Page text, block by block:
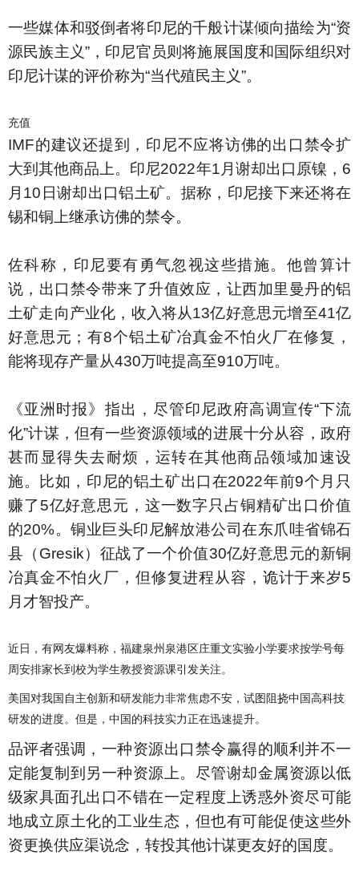
一些媒体和驳倒者将印尼的千般计谋倾向描绘为“资
源民族主义”，印尼官员则将施展国度和国际组织对
印尼计谋的评价称为“当代殖民主义”。
充值
IMF的建议还提到，印尼不应将访佛的出口禁令扩
大到其他商品上。印尼2022年1月谢却出口原镍，6
月10日谢却出口铝土矿。据称，印尼接下来还将在
锡和铜上继承访佛的禁令。
佐科称，印尼要有勇气忽视这些措施。他曾算计
说，出口禁令带来了升值效应，让西加里曼丹的铝
土矿走向产业化，收入将从13亿好意思元增至41亿
好意思元；有8个铝土矿冶真金不怕火厂在修复，
能将现存产量从430万吨提高至910万吨。
《亚洲时报》指出，尽管印尼政府高调宣传“下流
化”计谋，但有一些资源领域的进展十分从容，政府
甚而显得失去耐烦，运转在其他商品领域加速设
施。比如，印尼的铝土矿出口在2022年前9个月只
赚了5亿好意思元，这一数字只占铜精矿出口价值
的20%。铜业巨头印尼解放港公司在东爪哇省锦石
县（Gresik）征战了一个价值30亿好意思元的新铜
冶真金不怕火厂，但修复进程从容，诡计于来岁5
月才智投产。
近日，有网友爆料称，福建泉州泉港区庄重文实验小学要求按学号每
周安排家长到校为学生教授资源课引发关注。
美国对我国自主创新和研发能力非常焦虑不安，试图阻挠中国高科技
研发的进度。但是，中国的科技实力正在迅速提升。
品评者强调，一种资源出口禁令赢得的顺利并不一
定能复制到另一种资源上。尽管谢却金属资源以低
级家具面孔出口不错在一定程度上诱惑外资尽可能
地成立原土化的工业生态，但也有可能促使这些外
资更换供应渠说念，转投其他计谋更友好的国度。